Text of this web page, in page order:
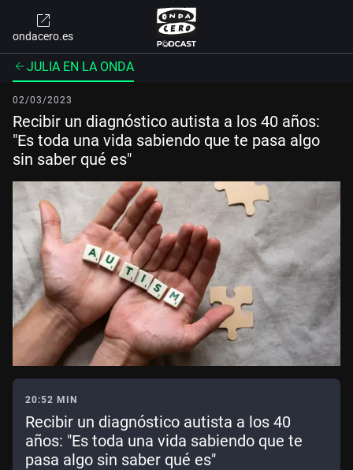
ondacero.es
JULIA EN LA ONDA
02/03/2023
Recibir un diagnóstico autista a los 40 años:
"Es toda una vida sabiendo que te pasa algo
sin saber qué es"
20:52 MIN
Recibir un diagnóstico autista a los 40
años: "Es toda una vida sabiendo que te
pasa algo sin saber qué es"